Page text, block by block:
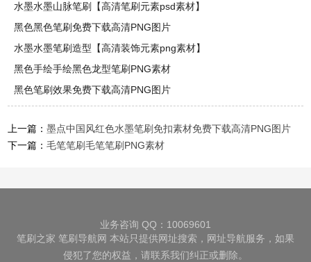
水墨水墨山脉笔刷【高清笔刷元素psd素材】
黑色黑色笔刷免费下载高清PNG图片
水墨水墨笔刷造型【高清装饰元素png素材】
黑色手绘手绘黑色龙型笔刷PNG素材
黑色笔刷效果免费下载高清PNG图片
上一篇：墨点中国风红色水墨笔刷免扣素材免费下载高清PNG图片
下一篇：毛笔笔刷毛笔笔刷PNG素材
业务咨询 QQ：10069601
笔刷之家 笔刷导航网 本站只提供网址搜索，网址导航服务，如果
侵犯了您的权益，请联系我们纠正或删除。